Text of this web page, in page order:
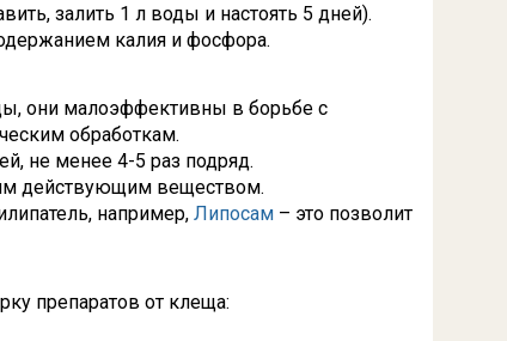
залить 1 л воды и настоять 5 дней).
калия и фосфора.
они малоэффективны в борьбе с
обработкам.
не менее 4-5 раз подряд.
действующим веществом.
например, Липосам – это позволит
препаратов от клеща: